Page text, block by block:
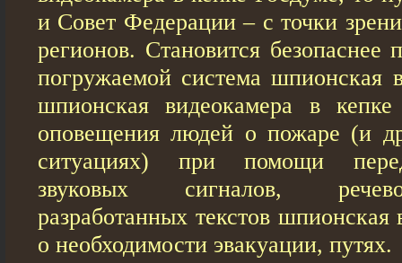
и Совет Федерации – с точки
регионов. Становится безопаснее
погружаемой система шпионская
шпионская видеокамера в кепке
оповещения людей о пожаре (и
ситуациях) при помощи
звуковых сигналов,
разработанных текстов шпионская
о необходимости эвакуации, путях.